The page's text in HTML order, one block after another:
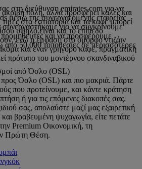
πόλη, αλλά προσφέρει καλές και
στα εστιατόρια και τα καφέ μπορεί
υψηλό είναι και το επίπεδο
ενώ η έμφαση στο όμορφο ντιζάιν
και έναν γρήγορο καφέ, πραγματική
πρότυπο του μοντέρνου σκανδιναβικού
στη διεύθυνση emirates.com για να
μέσω της συνεργαζόμενης εταιρείας
για να συγκρίνουμε
και να προσφέρουμε
από 50.000 τοποθεσίες σε περισσότερες
από Όσλο (OSL)
Όσλο (OSL) και πιο μακριά. Πάρτε
που προτείνουμε, και κάντε κράτηση
ή για τις επόμενες διακοπές σας.
σας, απολαύστε μαζί μας εξαιρετική
βραβευμένη ψυχαγωγία, είτε πετάτε
Premium Οικονομική, τη
Πρώτη Θέση.